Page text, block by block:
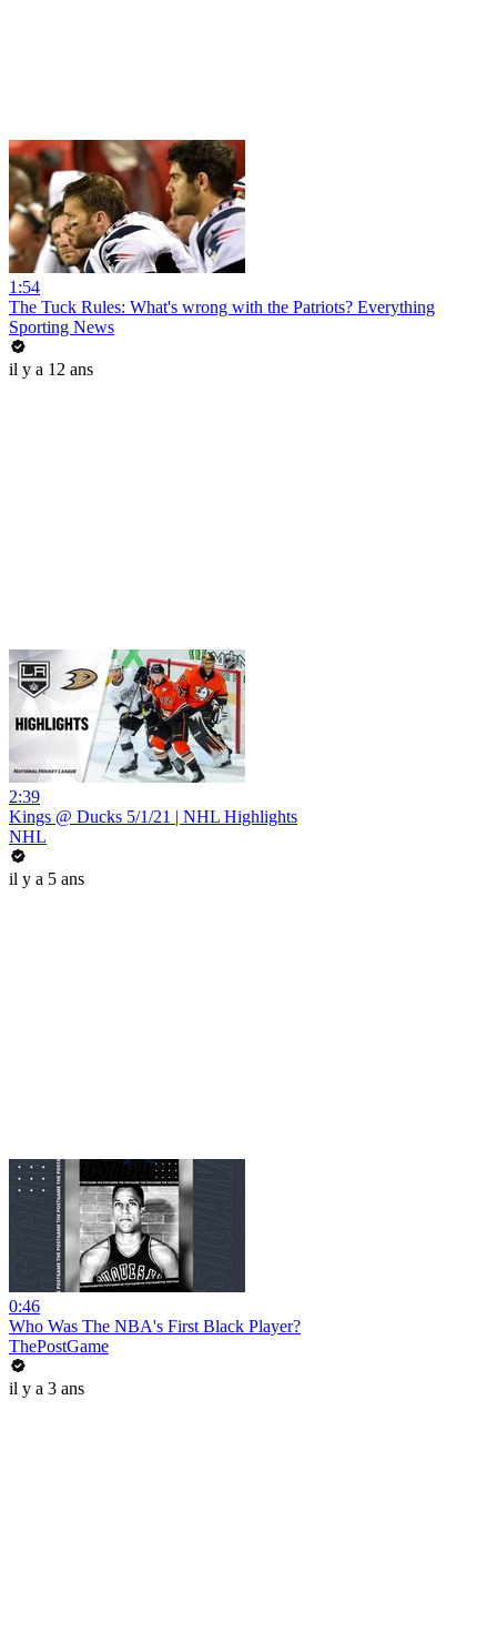
1:54
The Tuck Rules: What's wrong with the Patriots? Everything
Sporting News
il y a 12 ans
2:39
Kings @ Ducks 5/1/21 | NHL Highlights
NHL
il y a 5 ans
0:46
Who Was The NBA's First Black Player?
ThePostGame
il y a 3 ans